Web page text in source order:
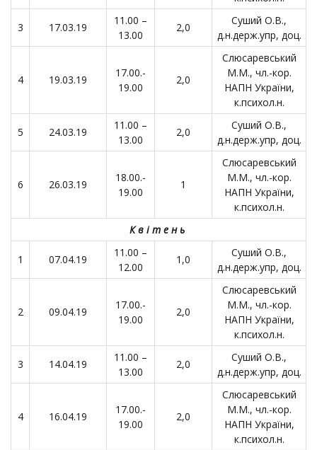
3 17.03.19
11.00 –
13.00
2,0
Суший О.В.,
д.н.держ.упр, доц.
4 19.03.19
17.00.-
19.00
2,0
Слюсаревський
М.М., чл.-кор.
НАПН України,
к.психол.н.
5 24.03.19
11.00 –
13.00
2,0
Суший О.В.,
д.н.держ.упр, доц.
6 26.03.19
18.00.-
19.00
1
Слюсаревський
М.М., чл.-кор.
НАПН України,
к.психол.н.
К в і т е н ь
1 07.04.19
11.00 –
12.00
1,0
Суший О.В.,
д.н.держ.упр, доц.
2 09.04.19
17.00.-
19.00
2,0
Слюсаревський
М.М., чл.-кор.
НАПН України,
к.психол.н.
3 14.04.19
11.00 –
13.00
2,0
Суший О.В.,
д.н.держ.упр, доц.
4 16.04.19
17.00.-
19.00
2,0
Слюсаревський
М.М., чл.-кор.
НАПН України,
к.психол.н.